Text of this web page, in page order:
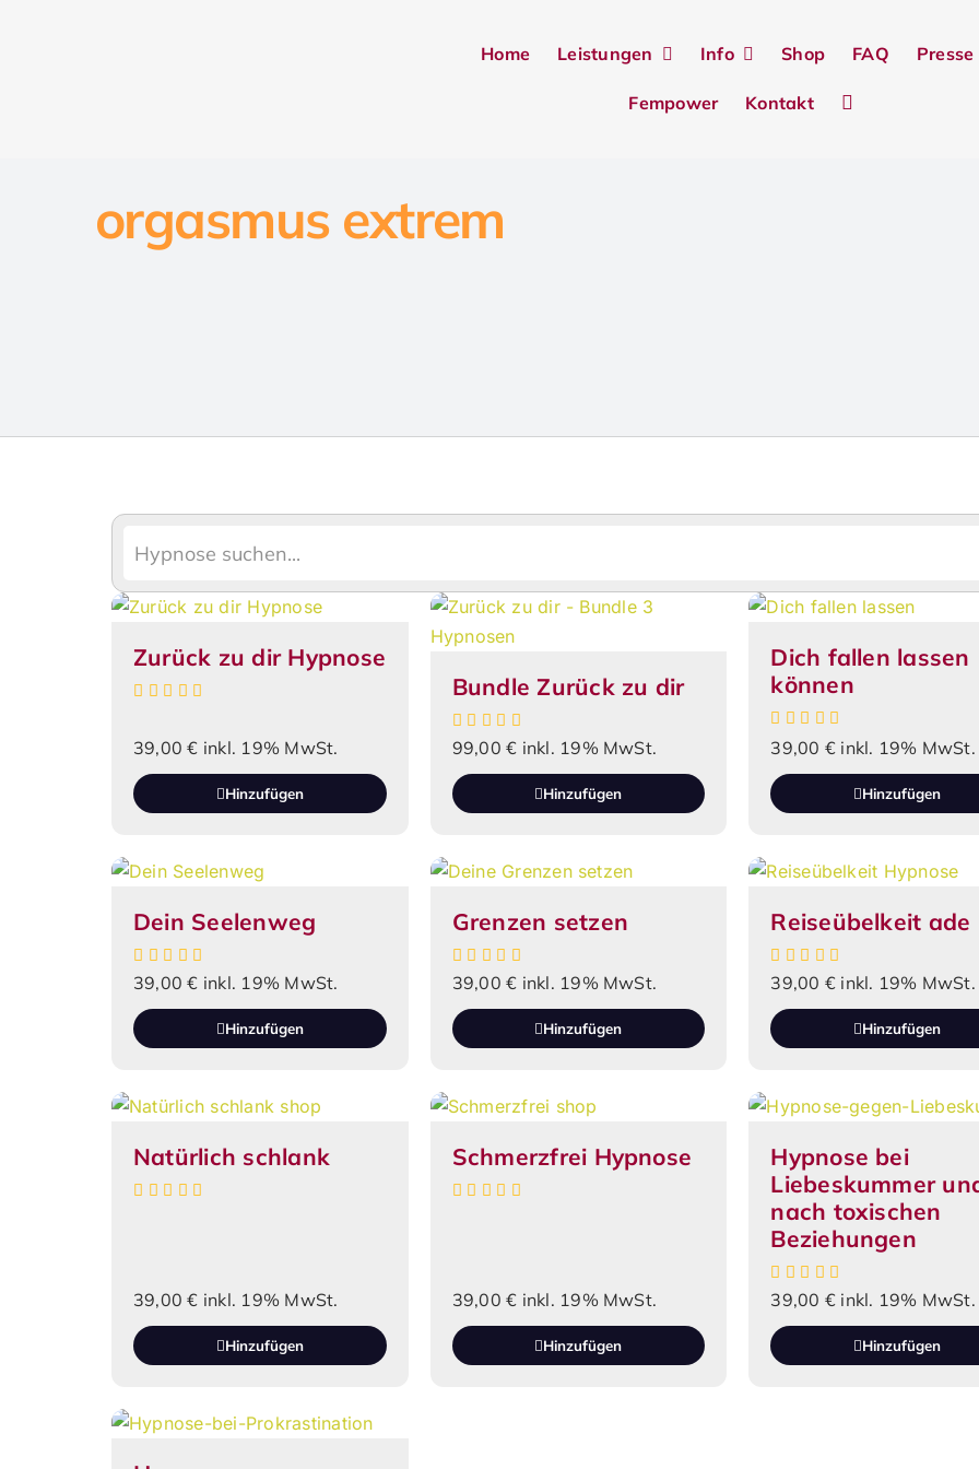
Home Leistungen Info Shop FAQ Presse
Fempower Kontakt
orgasmus extrem
Zurück zu dir Hypnose
39,00€ inkl. 19% MwSt.
Hinzufügen
Bundle Zurück zu dir
99,00€ inkl. 19% MwSt.
Hinzufügen
Dich fallen lassen
können
39,00 € inkl. 19% MwSt.
Hinzufügen
Dein Seelenweg
39,00€ inkl. 19% MwSt.
Hinzufügen
Grenzen setzen
39,00€ inkl. 19% MwSt.
Hinzufügen
Reiseübelkeit ade
39,00 € inkl. 19% MwSt.
Hinzufügen
Natürlich schlank
39,00€ inkl. 19% MwSt.
Hinzufügen
Schmerzfrei Hypnose
39,00€ inkl. 19% MwSt.
Hinzufügen
Hypnose bei
Liebeskummer
nach toxischen
Beziehungen
39,00 € inkl. 19% MwSt.
Hinzufügen